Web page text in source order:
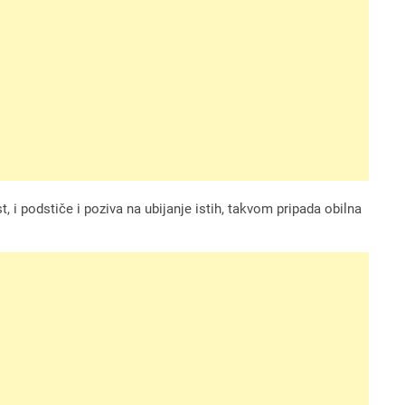
i podstiče i poziva na ubijanje istih, takvom pripada obilna